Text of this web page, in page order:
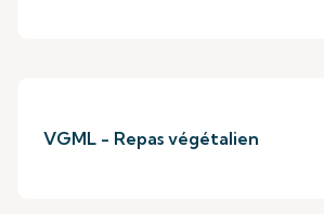
VGML - Repas végétalien